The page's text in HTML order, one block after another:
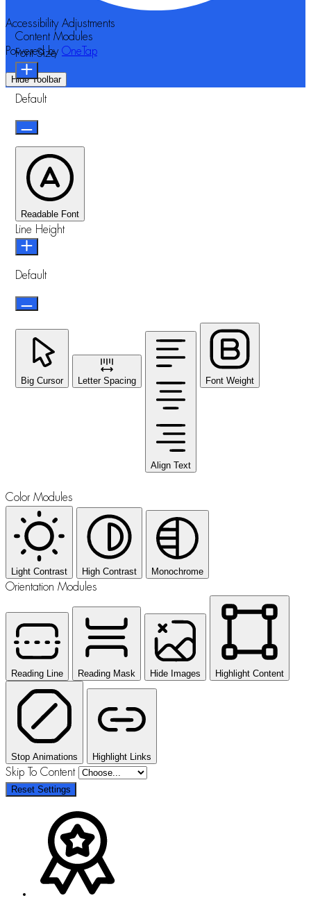
Accessibility Adjustments
Powered by OneTap
Hide Toolbar
Content Modules
Font Size
Default
Readable Font
Line Height
Default
Big Cursor Letter Spacing
Align Text
Font Weight
Color Modules
Light Contrast High Contrast Monochrome
Orientation Modules
Reading Line Reading Mask Hide Images Highlight Content
Stop Animations Highlight Links
Skip To Content
Reset Settings